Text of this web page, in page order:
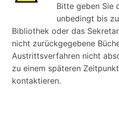
Bitte geben Sie
unbedingt bis
Bibliothek oder das
nicht zurückgegebene
Austrittsverfahren nicht
zu einem späteren
kontaktieren.